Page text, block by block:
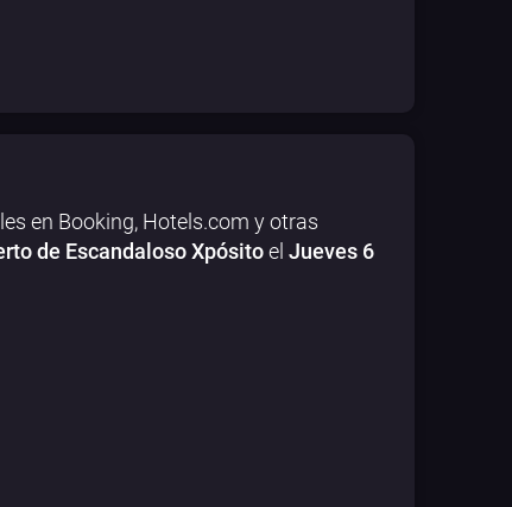
en Booking, Hotels.com y otras
de Escandaloso Xpósitoel Jueves 6